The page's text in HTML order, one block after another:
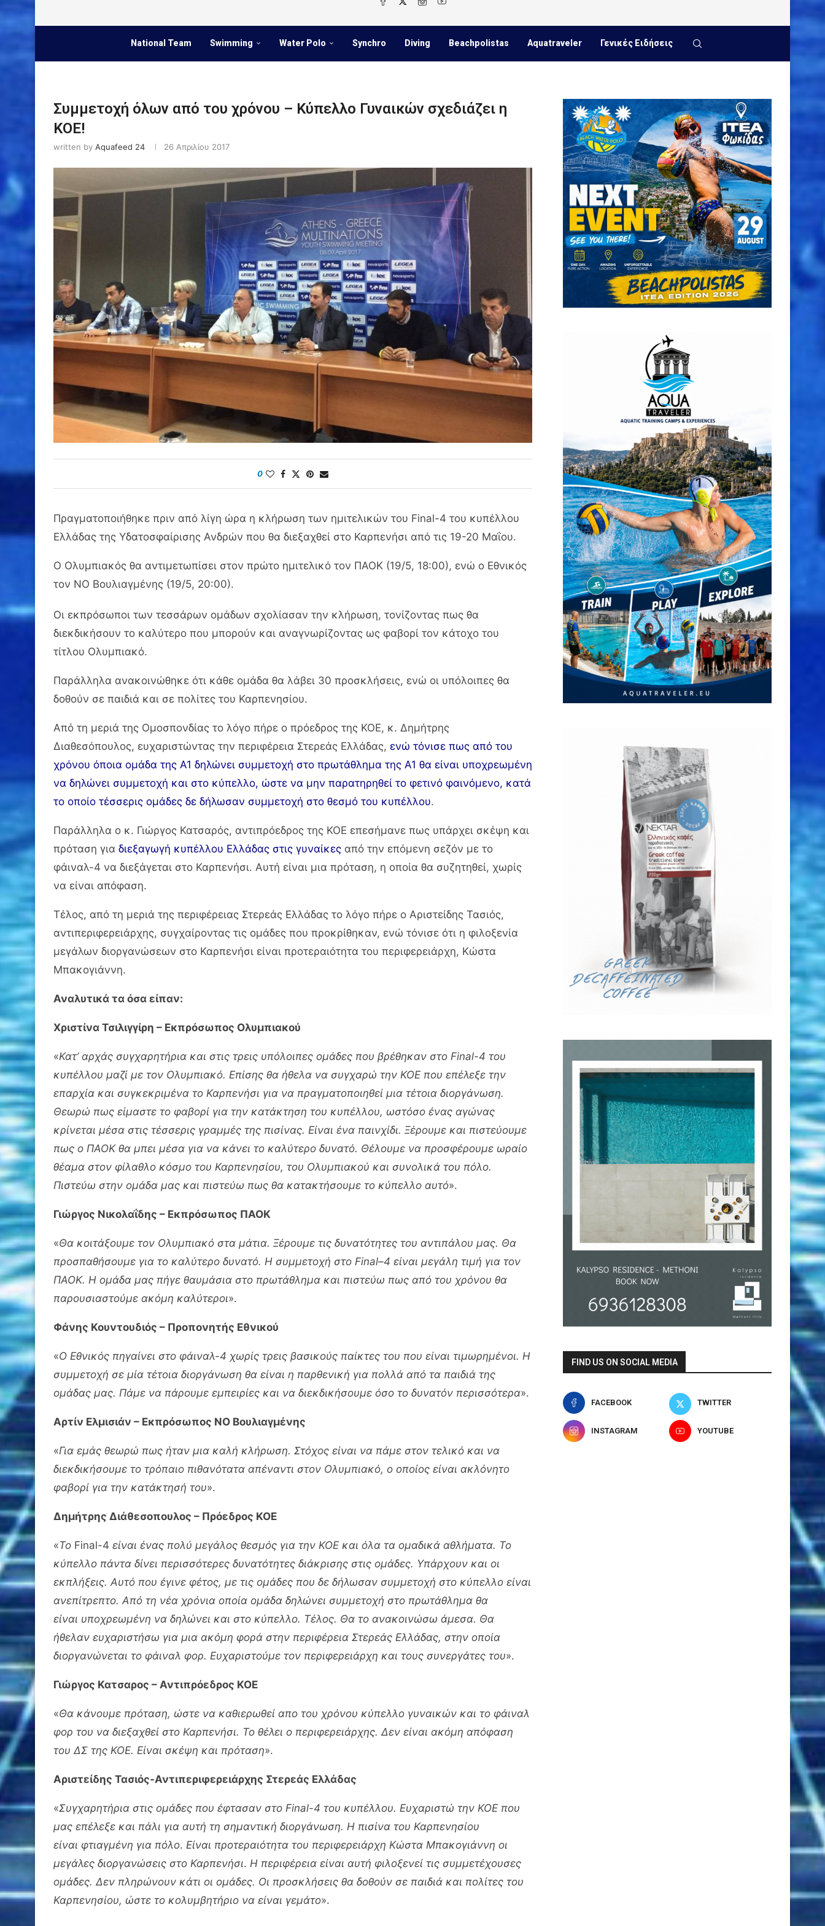
National Team Swimming Water Polo Synchro Diving Beachpolistas Aquatraveler Γενικές Ειδήσεις
Συμμετοχή όλων από του χρόνου – Κύπελλο Γυναικών σχεδιάζει η
ΚΟΕ!
written by Aquafeed 24 26 Απριλίου 2017
0
Πραγματοποιήθηκε πριν από λίγη ώρα η κλήρωση των ημιτελικών του Final-4 του κυπέλλου
Ελλάδας της Υδατοσφαίρισης Ανδρών που θα διεξαχθεί στο Καρπενήσι από τις 19-20 Μαΐου.
Ο Ολυμπιακός θα αντιμετωπίσει στον πρώτο ημιτελικό τον ΠΑΟΚ (19/5, 18:00), ενώ ο Εθνικός
τον ΝΟ Βουλιαγμένης (19/5, 20:00).
Οι εκπρόσωποι των τεσσάρων ομάδων σχολίασαν την κλήρωση, τονίζοντας πως θα
διεκδικήσουν το καλύτερο που μπορούν και αναγνωρίζοντας ως φαβορί τον κάτοχο του
τίτλου Ολυμπιακό.
Παράλληλα ανακοινώθηκε ότι κάθε ομάδα θα λάβει 30 προσκλήσεις, ενώ οι υπόλοιπες θα
δοθούν σε παιδιά και σε πολίτες του Καρπενησίου.
Από τη μεριά της Ομοσπονδίας το λόγο πήρε ο πρόεδρος της ΚΟΕ, κ. Δημήτρης
Διαθεσόπουλος, ευχαριστώντας την περιφέρεια Στερεάς Ελλάδας, ενώ τόνισε πως από του
χρόνου όποια ομάδα της Α1 δηλώνει συμμετοχή στο πρωτάθλημα της Α1 θα είναι υποχρεωμένη
να δηλώνει συμμετοχή και στο κύπελλο, ώστε να μην παρατηρηθεί το φετινό φαινόμενο, κατά
το οποίο τέσσερις ομάδες δε δήλωσαν συμμετοχή στο θεσμό του κυπέλλου.
Παράλληλα ο κ. Γιώργος Κατσαρός, αντιπρόεδρος της ΚΟΕ επεσήμανε πως υπάρχει σκέψη και
πρόταση για διεξαγωγή κυπέλλου Ελλάδας στις γυναίκες από την επόμενη σεζόν με το
φάιναλ-4 να διεξάγεται στο Καρπενήσι. Αυτή είναι μια πρόταση, η οποία θα συζητηθεί, χωρίς
να είναι απόφαση.
Τέλος, από τη μεριά της περιφέρειας Στερεάς Ελλάδας το λόγο πήρε ο Αριστείδης Τασιός,
αντιπεριφερειάρχης, συγχαίροντας τις ομάδες που προκρίθηκαν, ενώ τόνισε ότι η φιλοξενία
μεγάλων διοργανώσεων στο Καρπενήσι είναι προτεραιότητα του περιφερειάρχη, Κώστα
Μπακογιάννη.
Αναλυτικά τα όσα είπαν:
Χριστίνα Τσιλιγγίρη – Εκπρόσωπος Ολυμπιακού
«Κατ’ αρχάς συγχαρητήρια και στις τρεις υπόλοιπες ομάδες που βρέθηκαν στο Final-4 του
κυπέλλου μαζί με τον Ολυμπιακό. Επίσης θα ήθελα να συγχαρώ την ΚΟΕ που επέλεξε την
επαρχία και συγκεκριμένα το Καρπενήσι για να πραγματοποιηθεί μια τέτοια διοργάνωση.
Θεωρώ πως είμαστε το φαβορί για την κατάκτηση του κυπέλλου, ωστόσο ένας αγώνας
κρίνεται μέσα στις τέσσερις γραμμές της πισίνας. Είναι ένα παινχίδι. Ξέρουμε και πιστεύουμε
πως ο ΠΑΟΚ θα μπει μέσα για να κάνει το καλύτερο δυνατό. Θέλουμε να προσφέρουμε ωραίο
θέαμα στον φίλαθλο κόσμο του Καρπενησίου, του Ολυμπιακού και συνολικά του πόλο.
Πιστεύω στην ομάδα μας και πιστεύω πως θα κατακτήσουμε το κύπελλο αυτό».
Γιώργος Νικολαΐδης – Εκπρόσωπος ΠΑΟΚ
«Θα κοιτάξουμε τον Ολυμπιακό στα μάτια. Ξέρουμε τις δυνατότητες του αντιπάλου μας. Θα
προσπαθήσουμε για το καλύτερο δυνατό. Η συμμετοχή στο Final–4 είναι μεγάλη τιμή για τον
ΠΑΟΚ. Η ομάδα μας πήγε θαυμάσια στο πρωτάθλημα και πιστεύω πως από του χρόνου θα
παρουσιαστούμε ακόμη καλύτεροι».
Φάνης Κουντουδιός – Προπονητής Εθνικού
«Ο Εθνικός πηγαίνει στο φάιναλ-4 χωρίς τρεις βασικούς παίκτες του που είναι τιμωρημένοι. Η
συμμετοχή σε μία τέτοια διοργάνωση θα είναι η παρθενική για πολλά από τα παιδιά της
ομάδας μας. Πάμε να πάρουμε εμπειρίες και να διεκδικήσουμε όσο το δυνατόν περισσότερα».
Αρτίν Ελμισιάν – Εκπρόσωπος ΝΟ Βουλιαγμένης
«Για εμάς θεωρώ πως ήταν μια καλή κλήρωση. Στόχος είναι να πάμε στον τελικό και να
διεκδικήσουμε το τρόπαιο πιθανότατα απέναντι στον Ολυμπιακό, ο οποίος είναι ακλόνητο
φαβορί για την κατάκτησή του».
Δημήτρης Διάθεσοπουλος – Πρόεδρος ΚΟΕ
«Το Final-4 είναι ένας πολύ μεγάλος θεσμός για την ΚΟΕ και όλα τα ομαδικά αθλήματα. Το
κύπελλο πάντα δίνει περισσότερες δυνατότητες διάκρισης στις ομάδες. Υπάρχουν και οι
εκπλήξεις. Αυτό που έγινε φέτος, με τις ομάδες που δε δήλωσαν συμμετοχή στο κύπελλο είναι
ανεπίτρεπτο. Από τη νέα χρόνια οποία ομάδα δηλώνει συμμετοχή στο πρωτάθλημα θα
είναι υποχρεωμένη να δηλώνει και στο κύπελλο. Τέλος. Θα το ανακοινώσω άμεσα. Θα
ήθελαν ευχαριστήσω για μια ακόμη φορά στην περιφέρεια Στερεάς Ελλάδας, στην οποία
διοργανώνεται το φάιναλ φορ. Ευχαριστούμε τον περιφερειάρχη και τους συνεργάτες του».
Γιώργος Κατσαρος – Αντιπρόεδρος ΚΟΕ
«Θα κάνουμε πρόταση, ώστε να καθιερωθεί απο του χρόνου κύπελλο γυναικών και το φάιναλ
φορ του να διεξαχθεί στο Καρπενήσι. Το θέλει ο περιφερειάρχης. Δεν είναι ακόμη απόφαση
του ΔΣ της ΚΟΕ. Είναι σκέψη και πρόταση».
Αριστείδης Τασιός-Αντιπεριφερειάρχης Στερεάς Ελλάδας
«Συγχαρητήρια στις ομάδες που έφτασαν στο Final-4 του κυπέλλου. Ευχαριστώ την ΚΟΕ που
μας επέλεξε και πάλι για αυτή τη σημαντική διοργάνωση. Η πισίνα του Καρπενησίου
είναι φτιαγμένη για πόλο. Είναι προτεραιότητα του περιφερειάρχη Κώστα Μπακογιάννη οι
μεγάλες διοργανώσεις στο Καρπενήσι. Η περιφέρεια είναι αυτή φιλοξενεί τις συμμετέχουσες
ομάδες. Δεν πληρώνουν κάτι οι ομάδες. Οι προσκλήσεις θα δοθούν σε παιδιά και πολίτες του
Καρπενησίου, ώστε το κολυμβητήριο να είναι γεμάτο».
FIND US ON SOCIAL MEDIA
FACEBOOK TWITTER
INSTAGRAM YOUTUBE